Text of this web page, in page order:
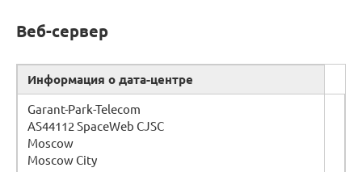
Веб-сервер
Информация о дата-центре
Garant-Park-Telecom
AS44112 SpaceWeb CJSC
Moscow
Moscow City